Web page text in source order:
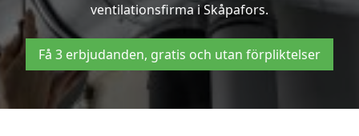
ventilationsfirma i Skåpafors.
Få 3 erbjudanden, gratis och utan förpliktelser